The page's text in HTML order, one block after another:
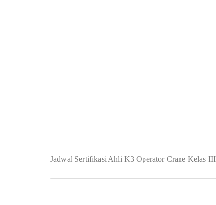
Jadwal Sertifikasi Ahli K3 Operator Crane Kelas III